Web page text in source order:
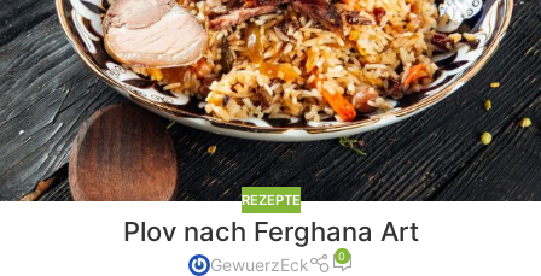
REZEPTE
Plov nach Ferghana Art
GewuerzEck 0